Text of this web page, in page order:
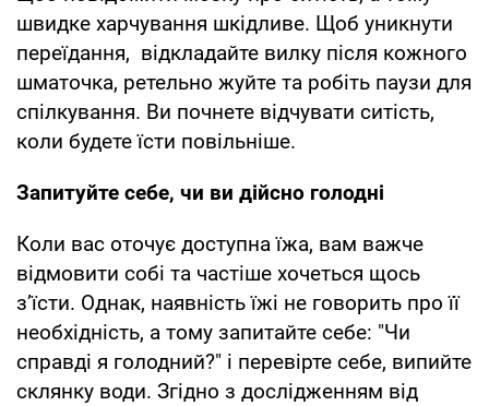
швидке харчування шкідливе. Щоб уникнути
переїдання, відкладайте вилку після кожного
шматочка, ретельно жуйте та робіть паузи для
спілкування. Ви почнете відчувати ситість,
коли будете їсти повільніше.
Запитуйте себе, чи ви дійсно голодні
Коли вас оточує доступна їжа, вам важче
відмовити собі та частіше хочеться щось
з’їсти. Однак, наявність їжі не говорить про її
необхідність, а тому запитайте себе: "Чи
справді я голодний?" і перевірте себе, випийте
склянку води. Згідно з дослідженням від